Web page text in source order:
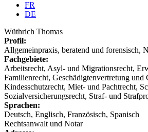
FR
DE
Wüthrich Thomas
Profil:
Allgemeinpraxis, beratend und forensisch,
Fachgebiete:
Arbeitsrecht, Asyl- und Migrationsrecht,
Familienrecht, Geschädigtenvertretung
Kindesschutzrecht, Miet- und Pachtrecht,
Sozialversicherungsrecht, Straf- und
Sprachen:
Deutsch, Englisch, Französisch, Spanisch
Rechtsanwalt und Notar